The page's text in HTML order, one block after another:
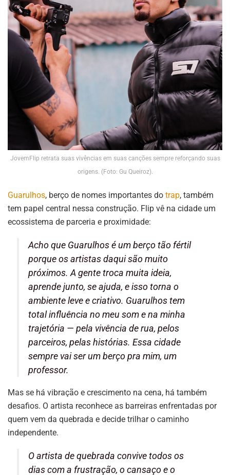
JovemFlip retrata suas vivências em suas canções sempre reforçando suas
origens. (Foto: Gu Queiroz).
Guarulhos, berço de nomes importantes do trap, também
tem papel central nessa construção. Flip vê na cidade um
ecossistema de parceria e proximidade:
Acho que Guarulhos é um berço tão fértil
porque os artistas daqui são muito
próximos. A gente troca muita ideia,
aprende junto, se ajuda, e isso torna o
ambiente leve e criativo. Guarulhos tem
total influência no meu som e na minha
trajetória — pela vivência de rua, pelos
parceiros, pelas histórias. Essa cidade
sempre vai ser um berço pra mim, um
professor.
Mas se há vibração e crescimento na cena, há também
desafios. O artista reconhece as barreiras enfrentadas por
quem vem da quebrada e decide trilhar o caminho
independente.
O artista de quebrada convive todos os
dias com a frustração, o cansaço e o